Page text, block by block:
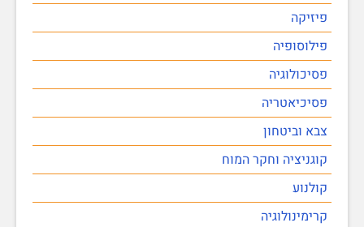
פיזיקה
פילוסופיה
פסיכולוגיה
פסיכיאטריה
צבא וביטחון
קוגניציה וחקר המוח
קולנוע
קרימינולוגיה